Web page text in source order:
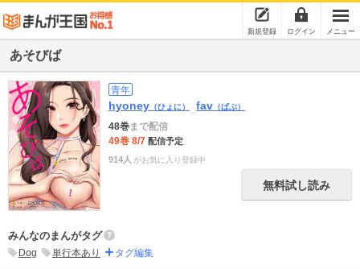
新規登録 ログイン メニュー
あそびば
青年
hyoney （ひょに） fav （ぱぶ）
48巻まで配信
49巻 8/7 配信予定
914人 がお気に入り登録中
無料試し読み
みんなのまんがタグ
Dog 単行本あり タグ編集